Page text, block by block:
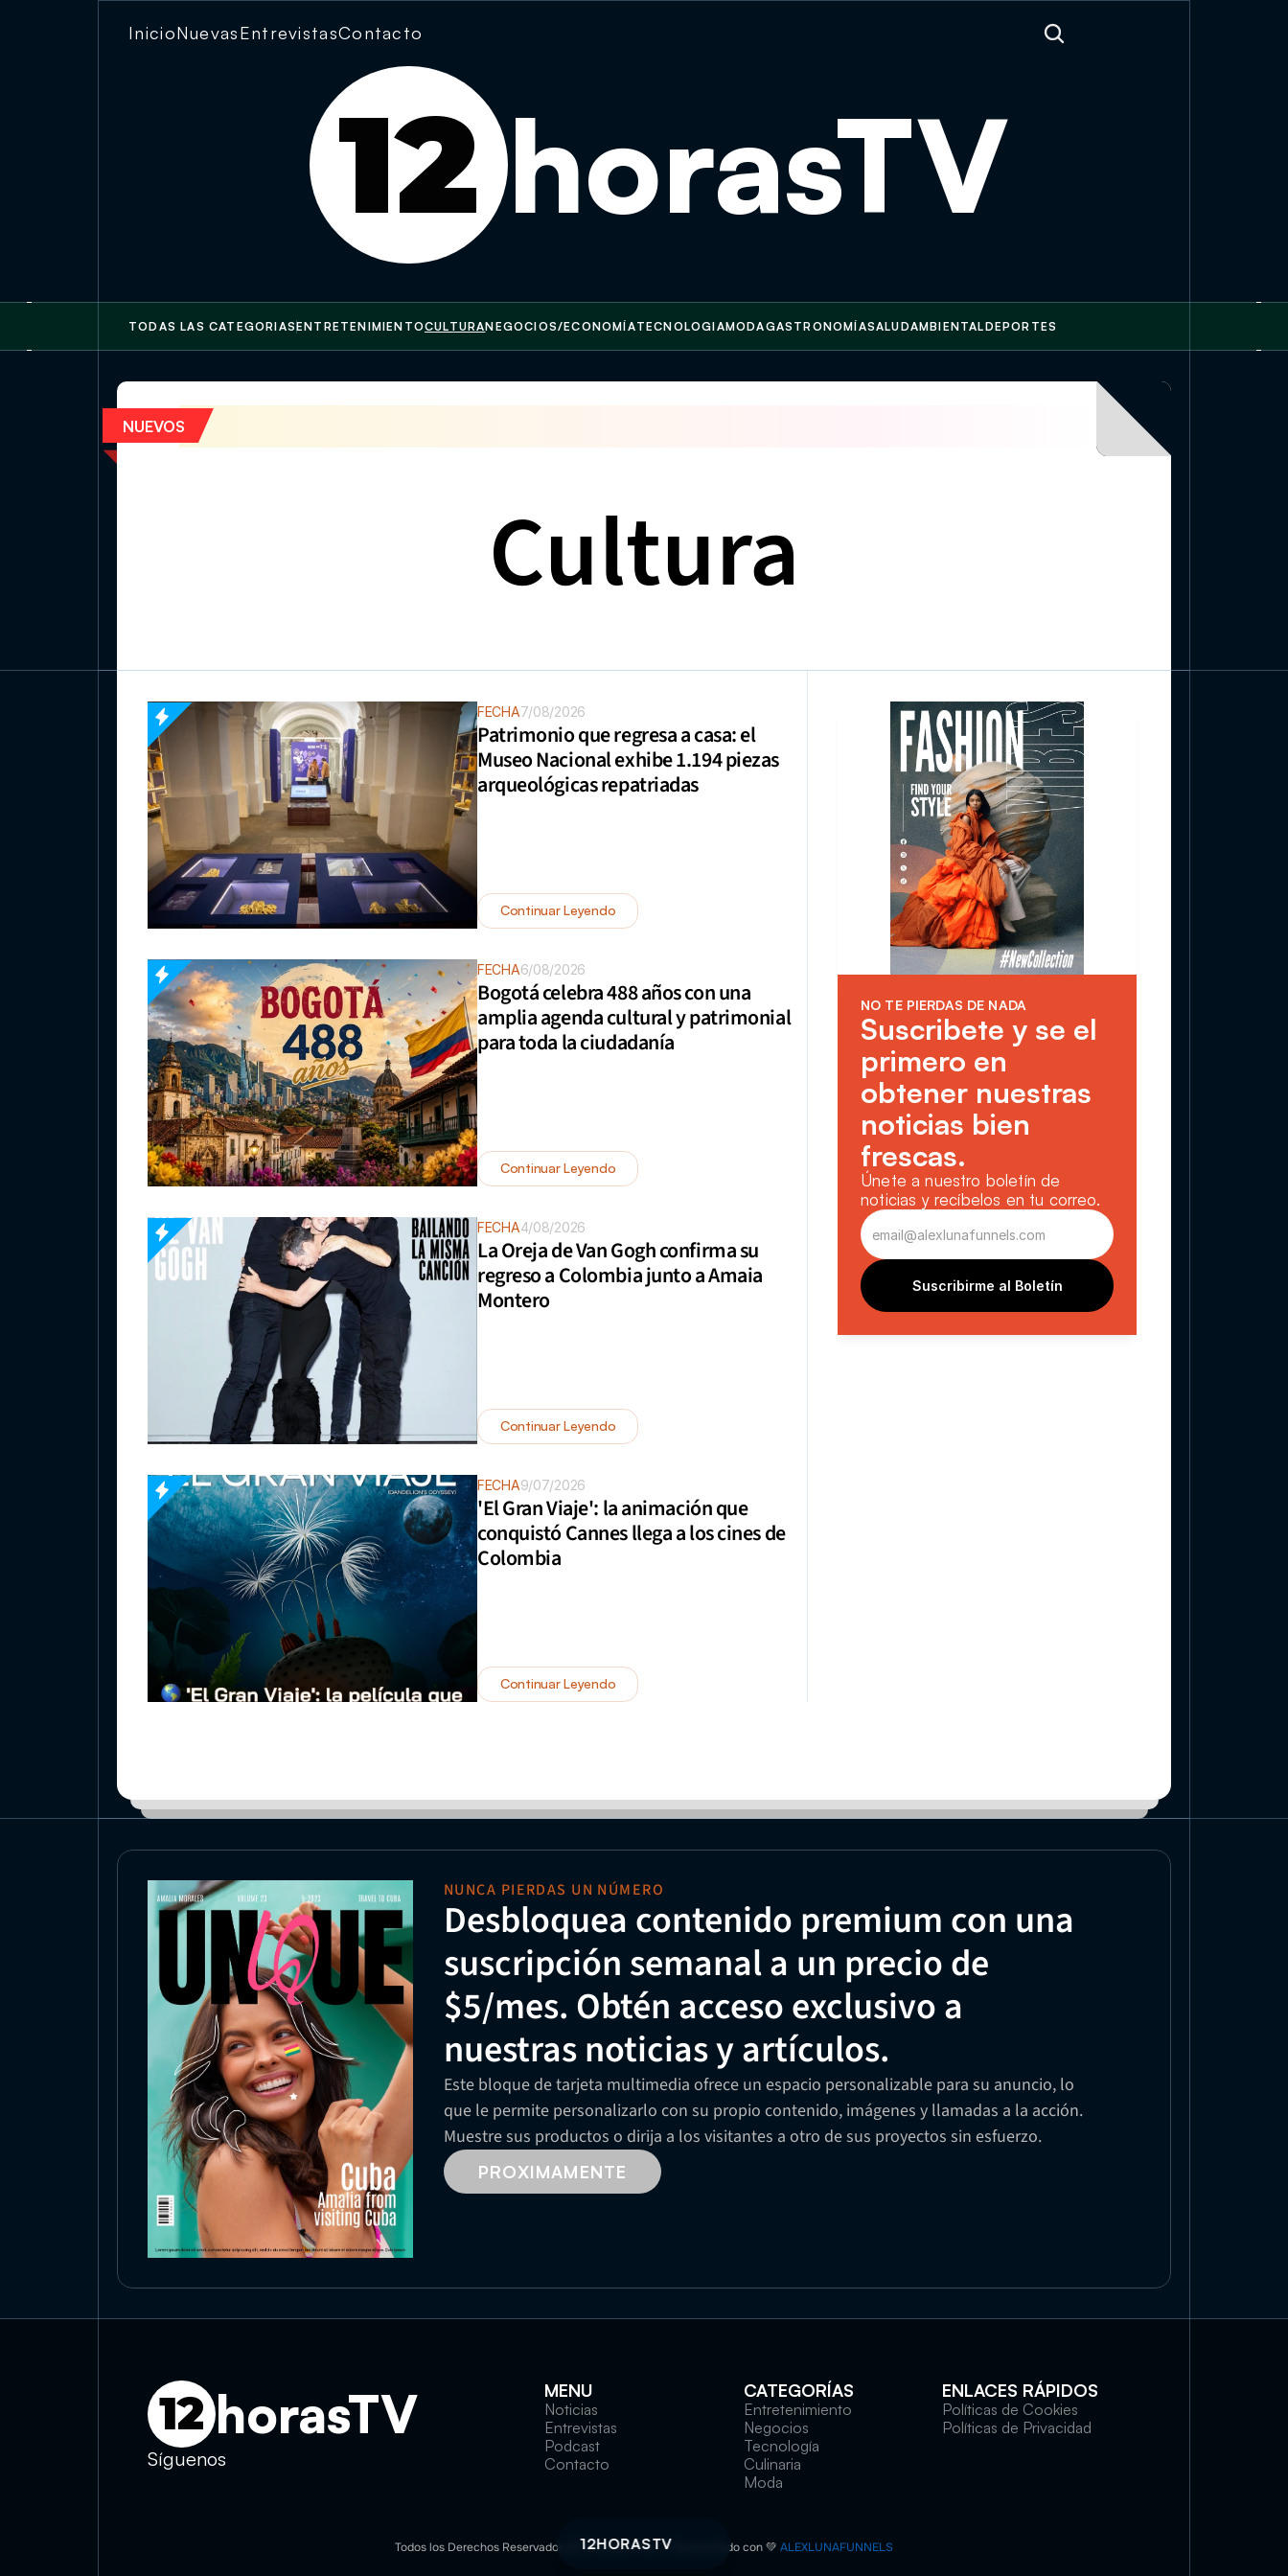
InicioNuevasEntrevistasContacto
12 horasTV
TODAS LAS CATEGORIASENTRETENIMIENTOCULTURANEGOCIOS/ECONOMÍATECNOLOGIAMODAGASTRONOMÍASALUDAMBIENTALDEPORTES
Patrimonio que regresa a casa: el Museo Nacional exhibe 1.194 piezas arqueológicas repatriadas Rockstar Games llevará el próximo vistazo de GTA VI a
NUEVOS
Cultura
FECHA7/08/2026
Patrimonio que regresa a casa: el
Museo Nacional exhibe 1.194 piezas
arqueológicas repatriadas
Continuar Leyendo
FECHA6/08/2026
Bogotá celebra 488 años con una
amplia agenda cultural y patrimonial
para toda la ciudadanía
Continuar Leyendo
FECHA4/08/2026
La Oreja de Van Gogh confirma su
regreso a Colombia junto a Amaia
Montero
Continuar Leyendo
FECHA9/07/2026
'El Gran Viaje': la animación que
conquistó Cannes llega a los cines de
Colombia
Continuar Leyendo
NO TE PIERDAS DE NADA
Suscribete y se el
primero en
obtener nuestras
noticias bien
frescas.
Únete a nuestro boletín de
noticias y recíbelos en tu correo.
Suscribirme al Boletín
NUNCA PIERDAS UN NÚMERO
Desbloquea contenido premium con una
suscripción semanal a un precio de
$5/mes. Obtén acceso exclusivo a
nuestras noticias y artículos.
Este bloque de tarjeta multimedia ofrece un espacio personalizable para su anuncio, lo
que le permite personalizarlo con su propio contenido, imágenes y llamadas a la acción.
Muestre sus productos o dirija a los visitantes a otro de sus proyectos sin esfuerzo.
PROXIMAMENTE
12 horasTV
Síguenos
MENU
Noticias
Entrevistas
Podcast
Contacto
CATEGORÍAS
Entretenimiento
Negocios
Tecnología
Culinaria
Moda
ENLACES RÁPIDOS
Políticas de Cookies
Políticas de Privacidad
Todos los Derechos Reservados © 12horastv.com — Desarrollado con 💚 ALEXLUNAFUNNELS
12HORASTV